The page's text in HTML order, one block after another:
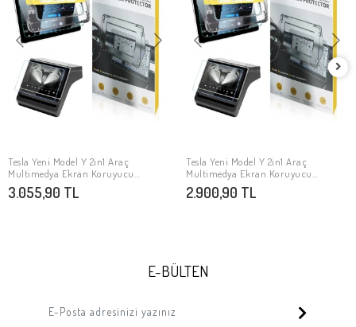
SEPETE EKLE
Tesla Yeni Model Y 2in1 Araç
Multimedya Ekran Koruyucu
Uygulama Aparatlı Zore Premium
Mat Temperli Cam Ekran Koruyucu
3.055,90 TL
SEPETE EKLE
Tesla Yeni Model Y 2in1 Araç
Multimedya Ekran Koruyucu
Uygulama Aparatlı Zore Premium
Temperli Cam Ekran Koruyucu
2.900,90 TL
E-BÜLTEN